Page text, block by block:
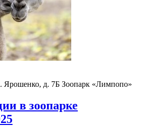
Ярошенко, д. 7Б Зоопарк «Лимпопо»
в зоопарке